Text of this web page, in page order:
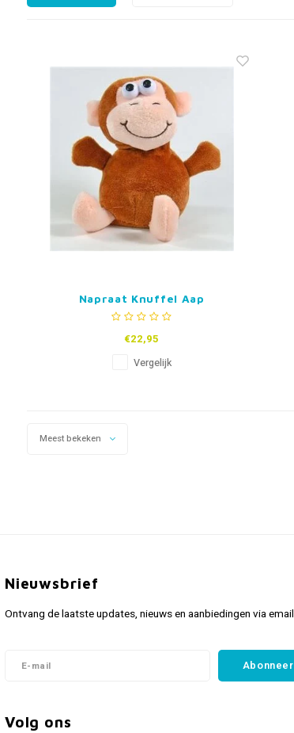
Napraat Knuffel Aap
€22,95
Vergelijk
Meest bekeken
Nieuwsbrief
Ontvang de laatste updates, nieuws en aanbiedingen via email
Abonneer
Volg ons